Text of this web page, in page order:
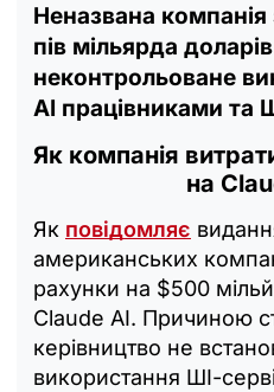
Неназвана
пів мільярда
неконтрольоване
AI працівниками та
Як компанія
на
Як повідомляє
американських
рахунки на $500
Claude AI. Причиною
керівництво не
використання ШІ-